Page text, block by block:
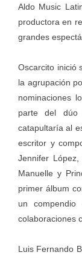
Aldo Music
productora en
grandes
Oscarcito inició
la agrupación
nominaciones
parte del dúo
catapultaría al
escritor y
Jennifer
Manuelle y
primer álbum
un
colaboraciones
Luis Fernando